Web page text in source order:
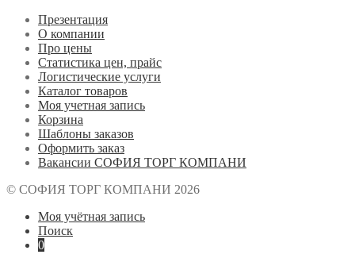
Презентация
О компании
Про цены
Статистика цен, прайс
Логистические услуги
Каталог товаров
Моя учетная запись
Корзина
Шаблоны заказов
Оформить заказ
Вакансии СОФИЯ ТОРГ КОМПАНИ
© СОФИЯ ТОРГ КОМПАНИ 2026
Моя учётная запись
Поиск
0